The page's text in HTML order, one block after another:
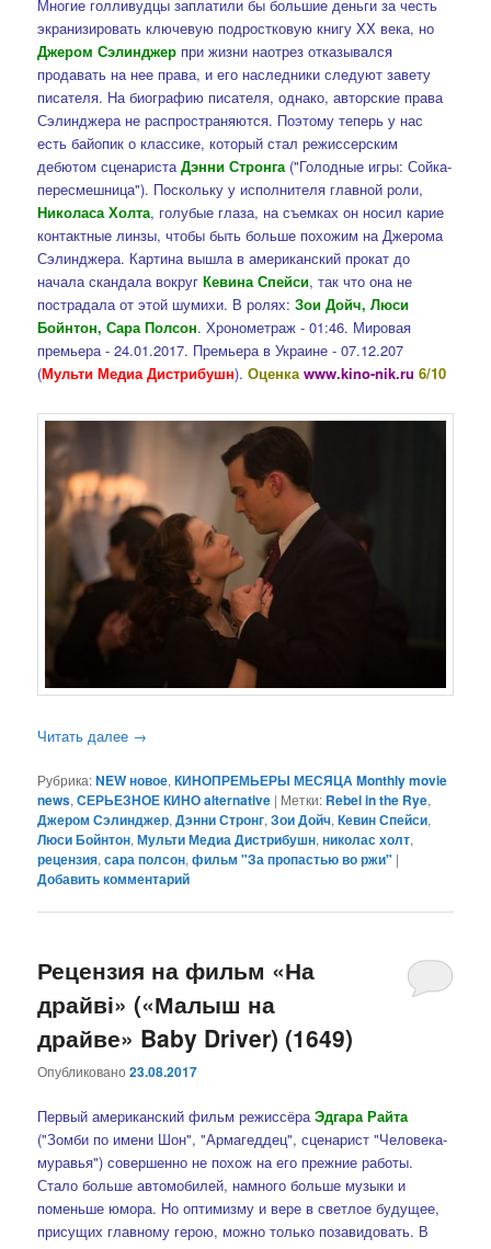
Многие голливудцы заплатили бы большие деньги за честь
экранизировать ключевую подростковую книгу XX века, но
Джером Сэлинджер при жизни наотрез отказывался
продавать на нее права, и его наследники следуют завету
писателя. На биографию писателя, однако, авторские права
Сэлинджера не распространяются. Поэтому теперь у нас
есть байопик о классике, который стал режиссерским
дебютом сценаристаДэнни Стронга("Голодные игры: Сойка-
пересмешница"). Поскольку у исполнителя главной роли,
Николаса Холта, голубые глаза, на съемках он носил карие
контактные линзы, чтобы быть больше похожим на Джерома
Сэлинджера. Картина вышла в американский прокат до
начала скандала вокругКевина Спейси, так что она не
пострадала от этой шумихи. В ролях:Зои Дойч, Люси
Бойнтон, Сара Полсон. Хронометраж - 01:46. Мировая
премьера - 24.01.2017. Премьера в Украине - 07.12.207
(Мульти Медиа Дистрибушн).Оценкаwww.kino-nik.ru 6/10
Читать далее →
Рубрика:NEW новое,КИНОПРЕМЬЕРЫ МЕСЯЦА Monthly movie
news,СЕРЬЕЗНОЕ КИНО alternative | Метки: Rebel in the Rye,
Джером Сэлинджер,Дэнни Стронг,Зои Дойч,Кевин Спейси,
Люси Бойнтон,Мульти Медиа Дистрибушн,николас холт,
рецензия,сара полсон,фильм "За пропастью во ржи" |
Добавить комментарий
Рецензия на фильм «На
драйві» («Малыш на
драйве» Baby Driver) (1649)
Опубликовано23.08.2017
Первый американский фильм режиссёраЭдгара Райта
("Зомби по имени Шон", "Армагеддец", сценарист "Человека-
муравья") совершенно не похож на его прежние работы.
Стало больше автомобилей, намного больше музыки и
поменьше юмора. Но оптимизму и вере в светлое будущее,
присущих главному герою, можно только позавидовать. В